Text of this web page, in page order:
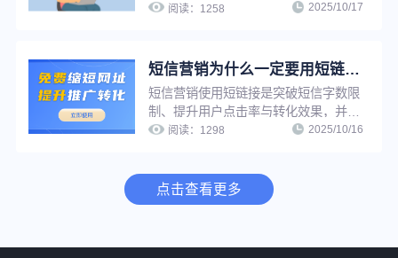
综合考虑功能需求、安全性、成本等多
阅读： 1258 2025/10/17
短信营销为什么一定要用短链接？如何将长链接免费缩短且永久有效？
短信营销使用短链接是突破短信字数限
制、提升用户点击率与转化效果，并实
现精准数据复盘的核心手段，能有效解
阅读： 1298 2025/10/16
点击查看更多